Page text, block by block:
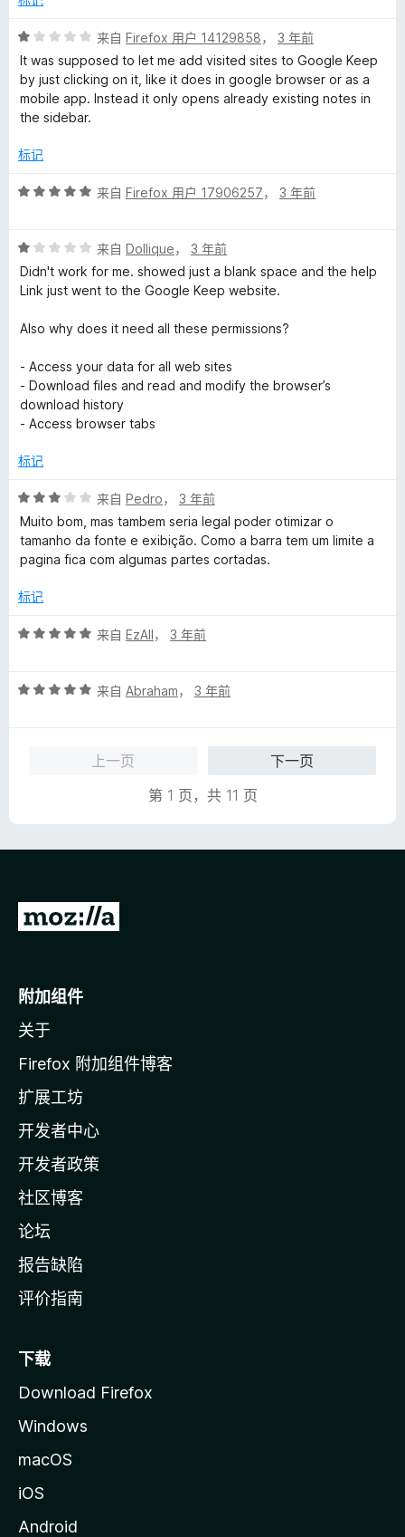
评
分
1
/
5
来自 Firefox 用户 14129858， 3 年前
It was supposed to let me add visited sites to Google Keep
by just clicking on it, like it does in google browser or as a
mobile app. Instead it only opens already existing notes in
the sidebar.
标记
评
/
5
来自 Firefox 用户 17906257， 3 年前
评
分
1
5
来自 Dollique， 3 年前
Didn't work for me. showed just a blank space and the help
Link just went to the Google Keep website.
Also why does it need all these permissions?
- Access your data for all web sites
- Download files and read and modify the browser’s
download history
- Access browser tabs
标记
评
分
3
/
来自 Pedro， 3 年前
Muito bom, mas tambem seria legal poder otimizar o
tamanho da fonte e exibição. Como a barra tem um limite a
pagina fica com algumas partes cortadas.
标记
评
/
来自 EzAll， 3 年前
评
来自 Abraham， 3 年前
上一页
下一页
第 1 页，共 11 页
转
o
i
l
a
主
页
附加组件
关于
Firefox 附加组件博客
扩展工坊
开发者中心
开发者政策
社区博客
论坛
报告缺陷
评价指南
下载
Download Firefox
Windows
macOS
iOS
Android